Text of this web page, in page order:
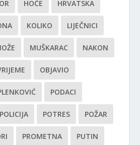
HOĆE HRVATSKA
KOLIKO LIJEČNICI
MUŠKARAC NAKON
OBJAVIO
PODACI
POLICIJA POTRES POŽAR
PROMETNA PUTIN